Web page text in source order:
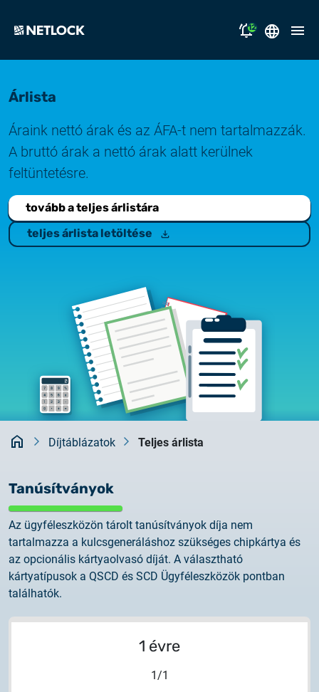
támogatás
miért a NETLOCK?
karrier
NL Campus
bejelentkezés
dokumentumtár
12
2026.07.17.
Tájékoztatás átmeneti e-mail kézbesítési
fennakadásról
2026.07.14.
Rendszerfrissítés
2026.06.22.
Rendszerfrissítés
Rendszerfrissítés
2026.05.27.
Fontos tájékoztató – Certum tanúsítványok
2026.03.20.
Tájékoztatás algoritmusváltásról
2026.03.06.
Árlista
Áraink nettó árak és az ÁFA-t nem tartalmazzák.
A bruttó árak a nettó árak alatt kerülnek
feltüntetésre.
tovább a teljes árlistára
teljes árlista letöltése
KezdőlapDíjtáblázatok Teljes árlista
Tanúsítványok
Az ügyféleszközön tárolt tanúsítványok díja nem
tartalmazza a kulcsgeneráláshoz szükséges chipkártya és
az opcionális kártyaolvasó díját. A választható
kártyatípusok a QSCD és SCD Ügyféleszközök pontban
találhatók.
1 évre
1 /1